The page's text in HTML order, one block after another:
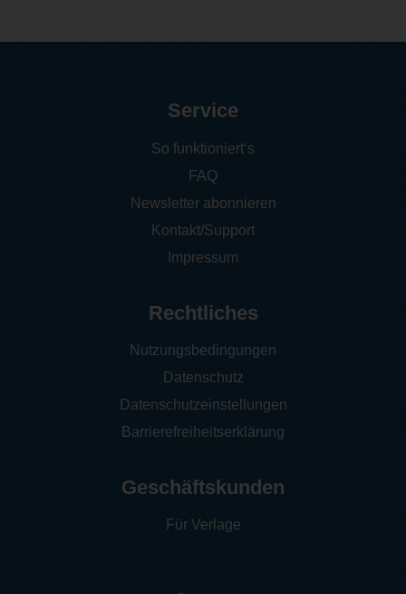
Service
So funktioniert‘s
FAQ
Newsletter abonnieren
Kontakt/Support
Impressum
Rechtliches
Nutzungsbedingungen
Datenschutz
Datenschutzeinstellungen
Barrierefreiheitserklärung
Geschäftskunden
Für Verlage